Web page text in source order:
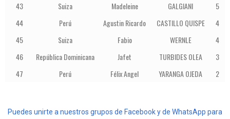
43
Suiza Madeleine GALGIANI
5
44
Perú Agustin Ricardo CASTILLO QUISPE
4
45
Suiza Fabio WERNLE
4
46
República Dominicana Jafet TURBIDES OLEA
3
47
Perú Félix Angel YARANGA OJEDA 2
Puedes unirte a nuestros grupos de Facebook y de WhatsApp para